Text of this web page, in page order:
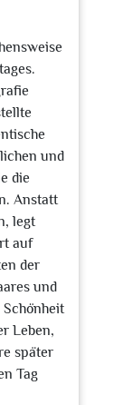
und
die
Anstatt
legt
auf
der
und
Leben,
später
Tag